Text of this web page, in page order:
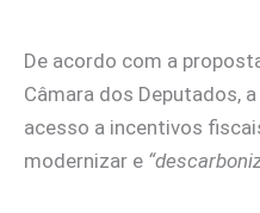
De acordo com a
Câmara dos Deputados,
acesso a incentivos
modernizar e